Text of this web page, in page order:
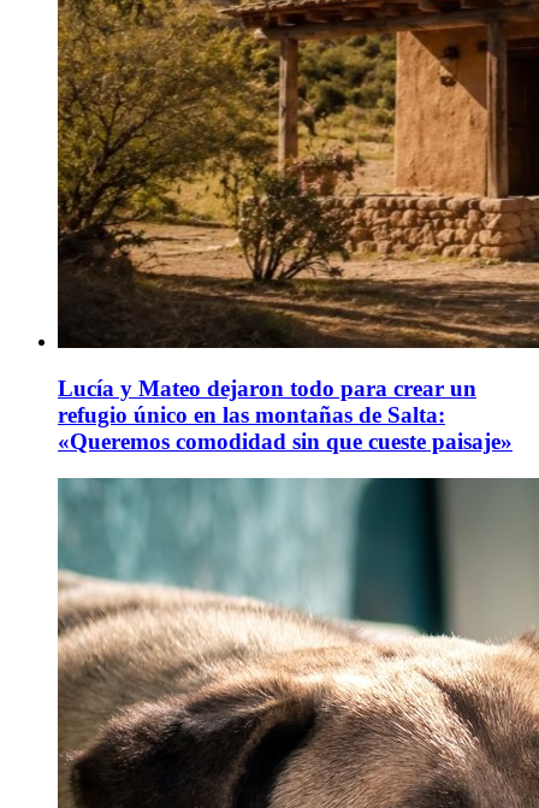
Lucía y Mateo dejaron todo para crear un
refugio único en las montañas de Salta:
«Queremos comodidad sin que cueste paisaje»